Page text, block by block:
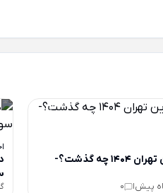
در هفته دیزاین تهران 1404 چه گذشت؟-
|
0